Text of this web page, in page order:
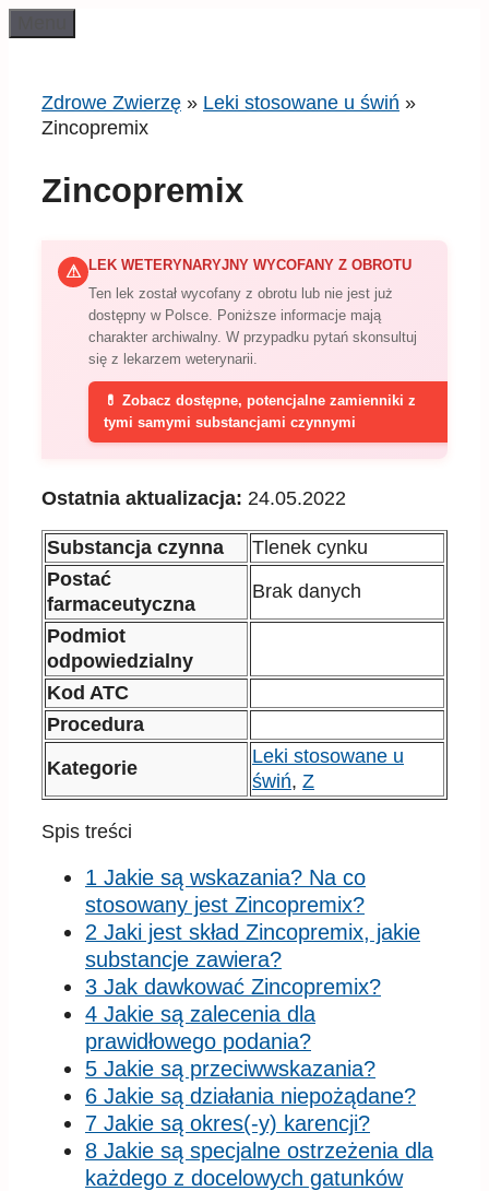
do
Zdrowe Zwierzę » Leki stosowane u świń »
Zincopremix
Zincopremix
⚠ LEK WETERYNARYJNY WYCOFANY Z OBROTU
Ten lek został wycofany z obrotu lub nie jest już
dostępny w Polsce. Poniższe informacje mają
charakter archiwalny. W przypadku pytań skonsultuj
się z lekarzem weterynarii.
💊 Zobacz dostępne, potencjalne zamienniki z
tymi samymi substancjami czynnymi
Ostatnia aktualizacja: 24.05.2022
Substancja czynna
Tlenek cynku
Postać
farmaceutyczna
Brak danych
Podmiot
odpowiedzialny
Kod ATC
Procedura
Kategorie
Leki stosowane u
świń, Z
Spis treści
1 Jakie są wskazania? Na co
stosowany jest Zincopremix?
2 Jaki jest skład Zincopremix, jakie
substancje zawiera?
3 Jak dawkować Zincopremix?
4 Jakie są zalecenia dla
prawidłowego podania?
5 Jakie są przeciwwskazania?
6 Jakie są działania niepożądane?
7 Jakie są okres(-y) karencji?
8 Jakie są specjalne ostrzeżenia dla
każdego z docelowych gatunków